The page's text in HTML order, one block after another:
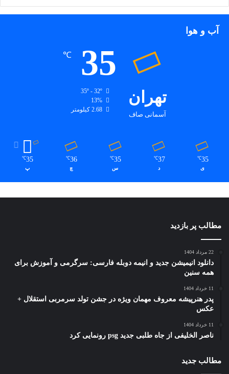
آب و هوا
تهران
آسمانی صاف
35
℃
35º - 32º
13%
2.68 کیلومتر
35
℃
ی
37
℃
د
35
℃
س
36
℃
چ
35
℃
پ
مطالب پر بازدید
22 مرداد 1404
دانلود انیمیشن جدید و انیمه دوبله فارسی: سرگرمی و آموزش برای
همه سنین
11 خرداد 1404
پدر هنرپیشه معروف مهمان ویژه در جشن تولد سرمربی استقلال +
عکس
11 خرداد 1404
ناصر الخلیفی از جاه طلبی جدید psg رونمایی کرد
مطالب جدید